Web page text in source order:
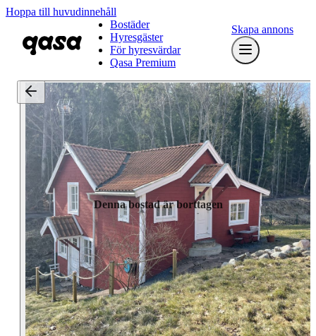
Hoppa till huvudinnehåll
Bostäder
Hyresgäster
För hyresvärdar
Qasa Premium
Skapa annons
Denna bostad är borttagen